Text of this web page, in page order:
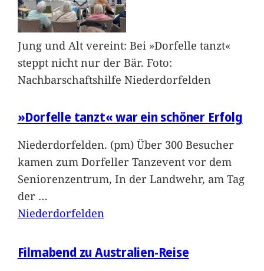
Jung und Alt vereint: Bei »Dorfelle tanzt«
steppt nicht nur der Bär. Foto:
Nachbarschaftshilfe Niederdorfelden
»Dorfelle tanzt« war ein schöner Erfolg
Niederdorfelden. (pm) Über 300 Besucher
kamen zum Dorfeller Tanzevent vor dem
Seniorenzentrum, In der Landwehr, am Tag
der …
Niederdorfelden
Filmabend zu Australien-Reise